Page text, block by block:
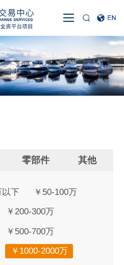
零部件 其他
以下 ￥50-100万
￥200-300万
￥500-700万
￥1000-2000万